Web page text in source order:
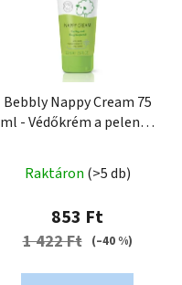
Bebbly Nappy Cream 75
ml - Védőkrém a pelenka
Raktáron (>5 db)
853 Ft
1 422 Ft (–40 %)